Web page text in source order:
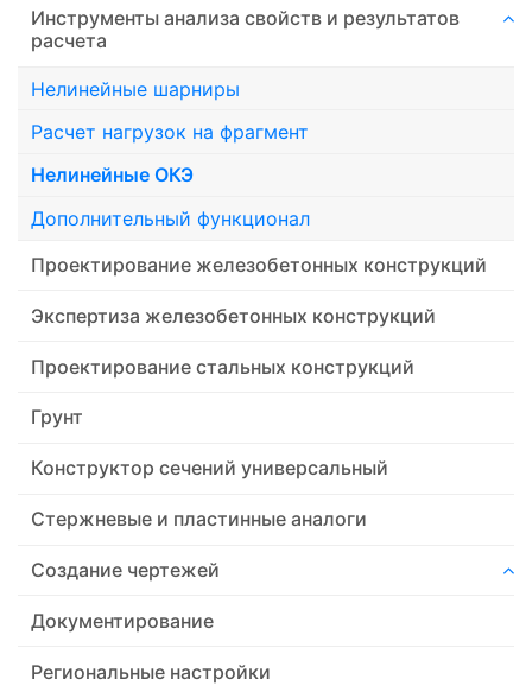
Инструменты анализа свойств и результатов
расчета
Нелинейные шарниры
Расчет нагрузок на фрагмент
Нелинейные ОКЭ
Дополнительный функционал
Проектирование железобетонных конструкций
Экспертиза железобетонных конструкций
Проектирование стальных конструкций
Грунт
Конструктор сечений универсальный
Стержневые и пластинные аналоги
Создание чертежей
Документирование
Региональные настройки